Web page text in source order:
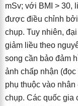
mSv; với BMI > 30,
được điều chỉnh
chụp. Tuy nhiên,
giảm liều theo
song cần bảo đảm
ảnh chấp nhận
phụ thuộc vào
chụp. Các quốc gia